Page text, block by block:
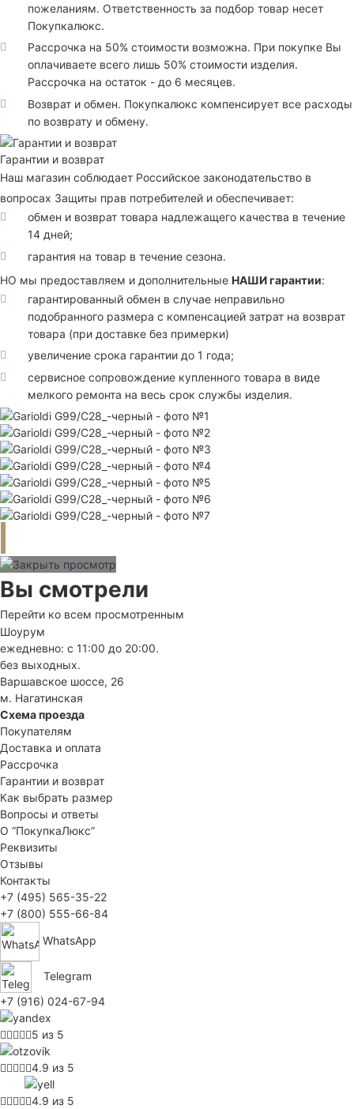
пожеланиям. Ответственность за подбор товар несет
Покупкалюкс.
Рассрочка на 50% стоимости возможна. При покупке Вы
оплачиваете всего лишь 50% стоимости изделия.
Рассрочка на остаток - до 6 месяцев.
Возврат и обмен. Покупкалюкс компенсирует все расходы
по возврату и обмену.
Гарантии и возврат
Наш магазин соблюдает Российское законодательство в
вопросах Защиты прав потребителей и обеспечивает:
обмен и возврат товара надлежащего качества в течение
14 дней;
гарантия на товар в течение сезона.
НО мы предоставляем и дополнительные НАШИ гарантии:
гарантированный обмен в случае неправильно
подобранного размера с компенсацией затрат на возврат
товара (при доставке без примерки)
увеличение срока гарантии до 1 года;
сервисное сопровождение купленного товара в виде
мелкого ремонта на весь срок службы изделия.
Вы смотрели
Перейти ко всем просмотренным
Шоурум
ежедневно: с 11:00 до 20:00.
без выходных.
Варшавское шоссе, 26
м. Нагатинская
Схема проезда
Покупателям
Доставка и оплата
Рассрочка
Гарантии и возврат
Как выбрать размер
Вопросы и ответы
О “ПокупкаЛюкс”
Реквизиты
Отзывы
Контакты
+7 (495) 565-35-22
+7 (800) 555-66-84
WhatsApp
Telegram
+7 (916) 024-67-94
5 из 5
4.9 из 5
4.9 из 5